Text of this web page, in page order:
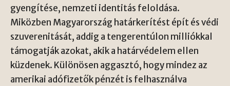
gyengítése, nemzeti identitás feloldása.
Miközben Magyarország határkerítést épít és védi
szuverenitását, addig a tengerentúlon milliókkal
támogatják azokat, akik a határvédelem ellen
küzdenek. Különösen aggasztó, hogy mindez az
amerikai adófizetők pénzét is felhasználva